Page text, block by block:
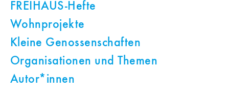
FREIHAUS-Hefte
Wohnprojekte
Kleine Genossenschaften
Organisationen und Themen
Autor*innen